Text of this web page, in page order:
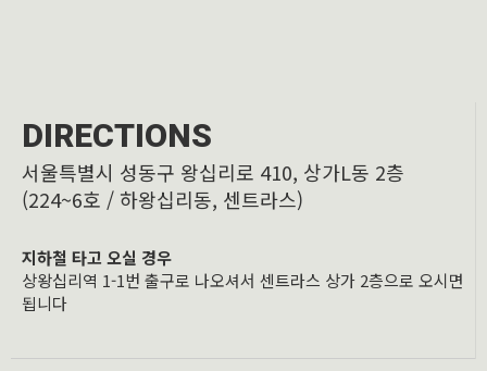
DIRECTIONS
서울특별시 성동구 왕십리로 410, 상가L동 2층
(224~6호 / 하왕십리동, 센트라스)
지하철 타고 오실 경우
상왕십리역 1-1번 출구로 나오셔서 센트라스 상가 2층으로 오시면
됩니다